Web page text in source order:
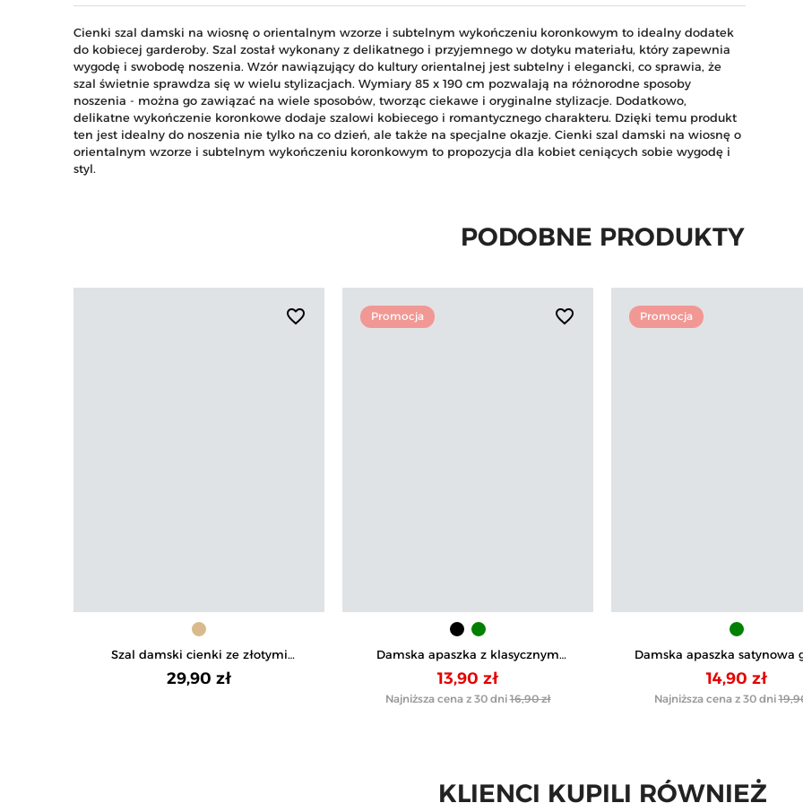
Cienki szal damski na wiosnę o orientalnym wzorze i subtelnym wykończeniu koronkowym to idealny dodatek
do kobiecej garderoby. Szal został wykonany z delikatnego i przyjemnego w dotyku materiału, który zapewnia
wygodę i swobodę noszenia. Wzór nawiązujący do kultury orientalnej jest subtelny i elegancki, co sprawia, że
szal świetnie sprawdza się w wielu stylizacjach. Wymiary 85 x 190 cm pozwalają na różnorodne sposoby
noszenia - można go zawiązać na wiele sposobów, tworząc ciekawe i oryginalne stylizacje. Dodatkowo,
delikatne wykończenie koronkowe dodaje szalowi kobiecego i romantycznego charakteru. Dzięki temu produkt
ten jest idealny do noszenia nie tylko na co dzień, ale także na specjalne okazje. Cienki szal damski na wiosnę o
orientalnym wzorze i subtelnym wykończeniu koronkowym to propozycja dla kobiet ceniących sobie wygodę i
styl.
PODOBNE PRODUKTY
favorite_border
Szal damski cienki ze złotymi
zdobieniami
29,90 zł
Promocja favorite_border
Damska apaszka z klasycznym
wzorem paisley
13,90 zł
Najniższa cena z 30 dni 16,90 zł
Promocja
Damska apaszka satynowa
14,90 zł
Najniższa cena z 30 dni
KLIENCI KUPILI RÓWNIEŻ